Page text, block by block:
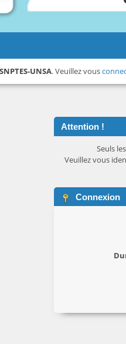
UNSA. Veuillez vous
Attention !
Seuls
Veuillez vous
Connexion